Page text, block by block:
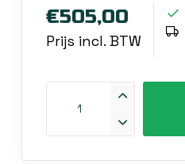
€505,00
Prijs incl. BTW